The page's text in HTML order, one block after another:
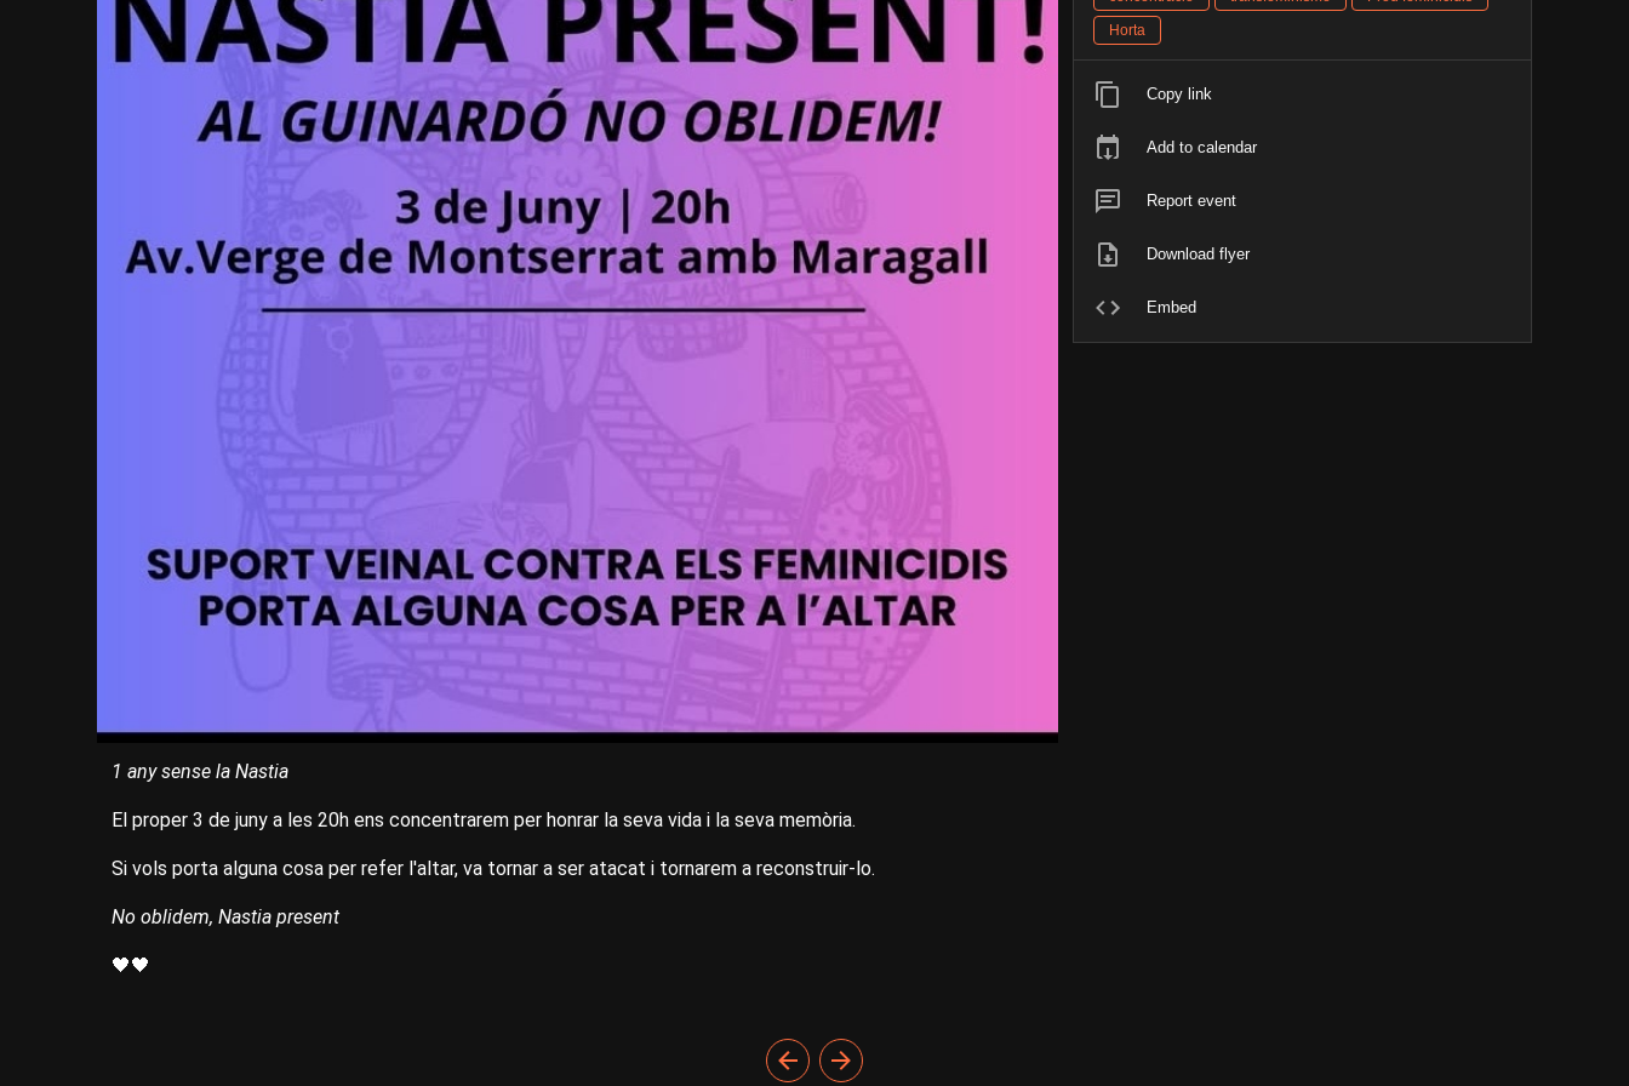
1 any sense la Nastia
El proper 3 de juny a les 20h ens concentrarem per honrar la seva vida i la seva memòria.
Si vols porta alguna cosa per refer l'altar, va tornar a ser atacat i tornarem a reconstruir-lo.
No oblidem, Nastia present
🖤🖤
Horta
Copy link
Add to calendar
Report event
Download flyer
Embed